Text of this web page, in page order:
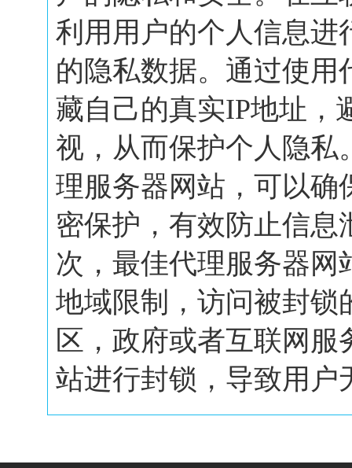
利用用户的个人信息进
的隐私数据。通过使
藏自己的真实IP地址，
视，从而保护个人隐私
理服务器网站，可以确
密保护，有效防止信
次，最佳代理服务器
地域限制，访问被封锁
区，政府或者互联网
站进行封锁，导致用户